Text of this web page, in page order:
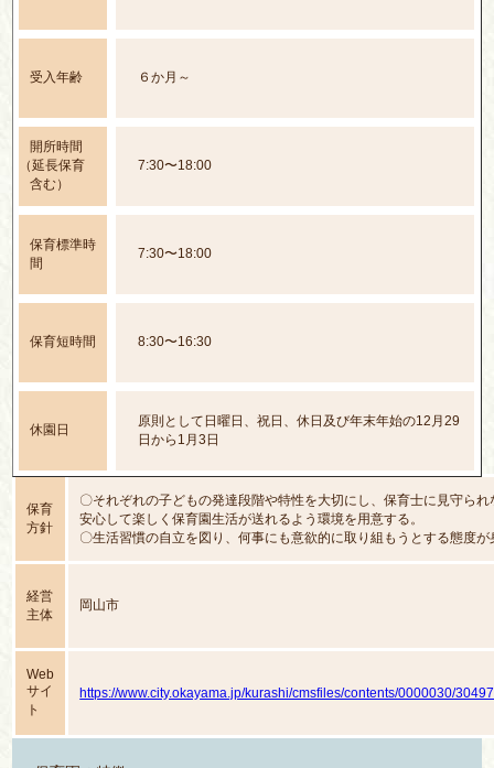
受入年齢 ６か月～
開所時間
（延長保育
含む）
7:30〜18:00
保育標準時
間
7:30〜18:00
保育短時間 8:30〜16:30
休園日
原則として日曜日、祝日、休日及び年末年始の12月29
日から1月3日
保育
方針
〇それぞれの子どもの発達段階や特性を大切にし、保育士に見守られ
安心して楽しく保育園生活が送れるよう環境を用意する。
〇生活習慣の自立を図り、何事にも意欲的に取り組もうとする態度が
〇いろいろな体験を通して、豊かに感じる心や表現する力を育み、創
経営
主体
岡山市
Web
サイ
ト
https://www.city.okayama.jp/kurashi/cmsfiles/contents/0000030/